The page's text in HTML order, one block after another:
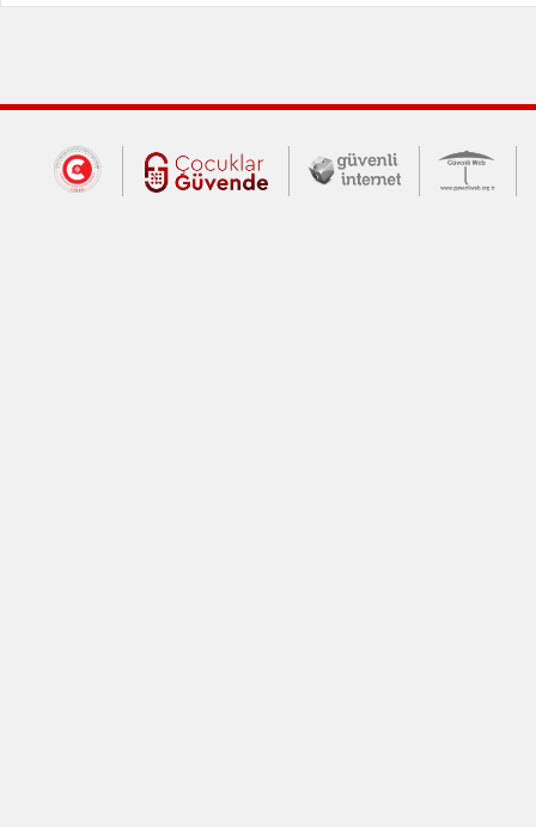
Dış Bağlantılar
Cumhurbaşkanlığı İletişim Merkezi
Çocuklar Güvende (yeni
Güvenli